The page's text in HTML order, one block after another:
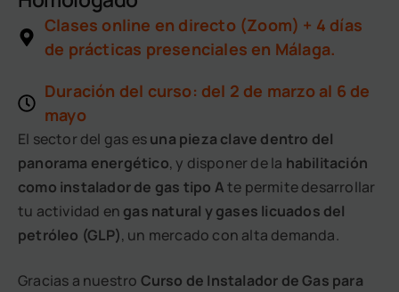
Clases online en directo (Zoom) + 4 días
de prácticas presenciales en Málaga.
Duración del curso: del 2 de marzo al 6 de
mayo
El sector del gas esuna pieza clave dentro del
panorama energético, y disponer de la habilitación
como instalador de gas tipo Ate permite desarrollar
tu actividad en gas natural y gases licuados del
petróleo (GLP), un mercado con alta demanda.
Gracias a nuestro Curso de Instalador de Gas para